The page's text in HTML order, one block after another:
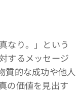
なり。」という
するメッセージ
質的な成功や他人
の価値を見出す